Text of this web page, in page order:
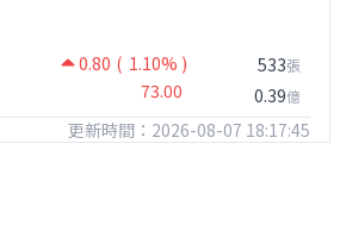
0.80 ( 1.10% )
73.00
533張
0.39億
更新時間：2026-08-07 18:17:45